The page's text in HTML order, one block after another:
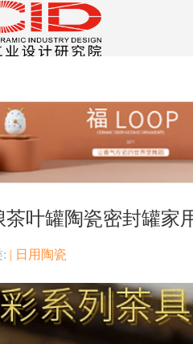
茶叶罐陶瓷密封罐家
: | 日用陶瓷